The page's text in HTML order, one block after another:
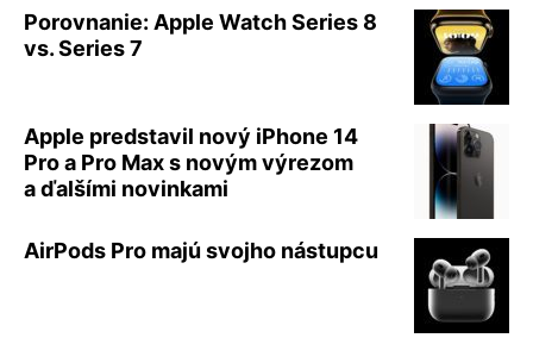
Porovnanie: Apple Watch Series 8
vs. Series 7
Apple predstavil nový iPhone 14
Pro a Pro Max s novým výrezom
a ďalšími novinkami
AirPods Pro majú svojho nástupcu